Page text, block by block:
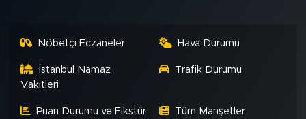
Nöbetçi Eczaneler Hava Durumu
İstanbul Namaz
Vakitleri
Trafik Durumu
Puan Durumu ve Fikstür Tüm Manşetler